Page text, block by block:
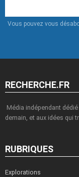
Vous pouvez vous
RECHERCHE.FR
Média indépendant
demain, et aux idées qui
RUBRIQUES
Explorations